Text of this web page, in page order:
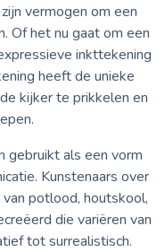
vermogen om een
Of het nu gaat om een
inkttekening
heeft de unieke
kijker te prikkelen en
gebruikt als een vorm
Kunstenaars over
potlood, houtskool,
die variëren van
tot surrealistisch.